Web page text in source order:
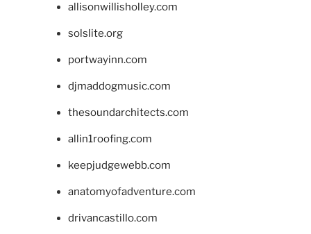
allisonwillisholley.com
solslite.org
portwayinn.com
djmaddogmusic.com
thesoundarchitects.com
allin1roofing.com
keepjudgewebb.com
anatomyofadventure.com
drivancastillo.com